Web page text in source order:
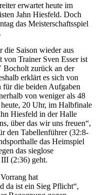
erwartet heute im
Jahn Hiesfeld. Doch
das Meisterschaftsspiel
Saison wieder aus
Trainer Sven Esser ist
Bocholt zurück an der
erklärt es sich von
für die beiden Aufgaben
von weniger als 48
20 Uhr, im Halbfinale
Hiesfeld in der Halle
über das wir uns freuen“,
den Tabellenführer (32:8-
das Heimspiel
das sieglose
(2:36) geht.
hat
da ist ein Sieg Pflicht“,